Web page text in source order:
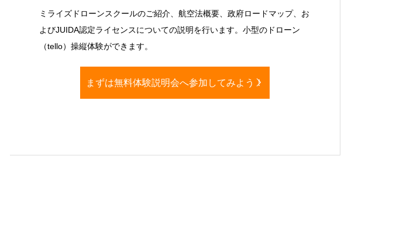
ミライズドローンスクールのご紹介、航空法概要、政府ロードマップ、お
よびJUIDA認定ライセンスについての説明を行います。小型のドローン
（tello）操縦体験ができます。
まずは無料体験説明会へ参加してみよう！